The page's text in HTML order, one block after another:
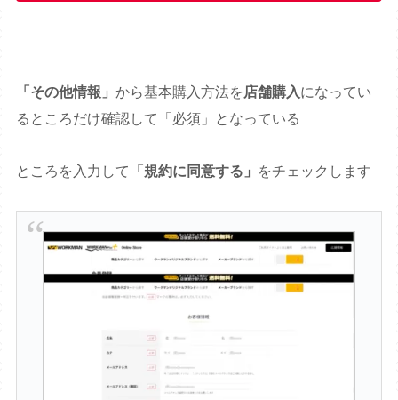
「その他情報」から基本購入方法を 店舗購入になってい
るところだけ確認して「必須」となっている
ところを入力して 「規約に同意する」 をチェックします